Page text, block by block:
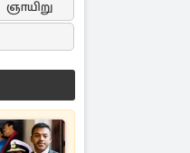
ஞாயிறு